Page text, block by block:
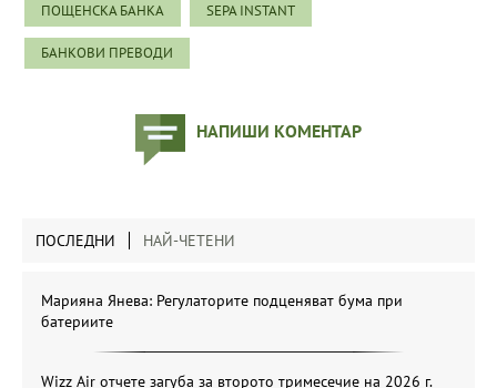
ПОЩЕНСКА БАНКА SEPA INSTANT
БАНКОВИ ПРЕВОДИ
НАПИШИ КОМЕНТАР
ПОСЛЕДНИ НАЙ-ЧЕТЕНИ
Марияна Янева: Регулаторите подценяват бума при
батериите
Wizz Air отчете загуба за второто тримесечие на 2026 г.